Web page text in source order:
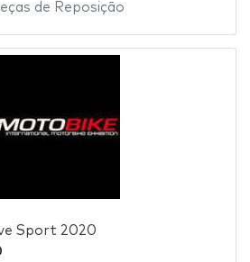
de Reposição
Sport 2020